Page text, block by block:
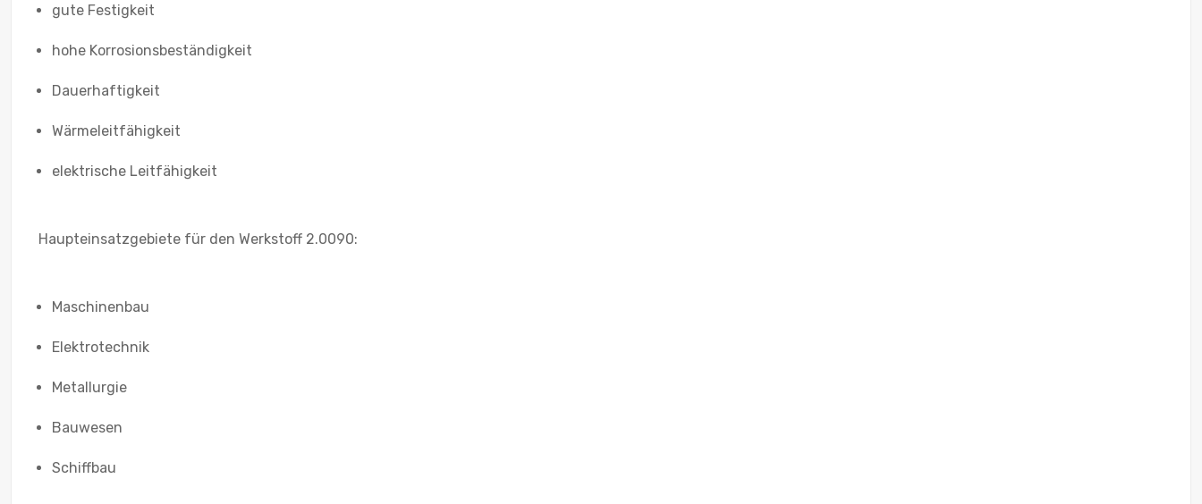
gute Festigkeit
hohe Korrosionsbeständigkeit
Dauerhaftigkeit
Wärmeleitfähigkeit
elektrische Leitfähigkeit
Haupteinsatzgebiete für den Werkstoff 2.0090:
Maschinenbau
Elektrotechnik
Metallurgie
Bauwesen
Schiffbau